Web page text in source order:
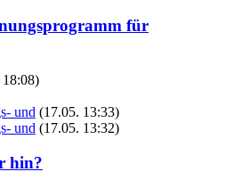
für
und (17.05. 13:33)
und (17.05. 13:32)
hin?